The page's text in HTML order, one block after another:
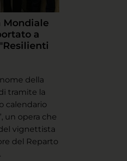
Mondiale
a
della
tramite la
calendario
un opera che
vignettista
del Reparto